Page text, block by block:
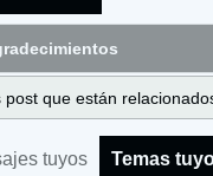
post que están
tuyos Temas